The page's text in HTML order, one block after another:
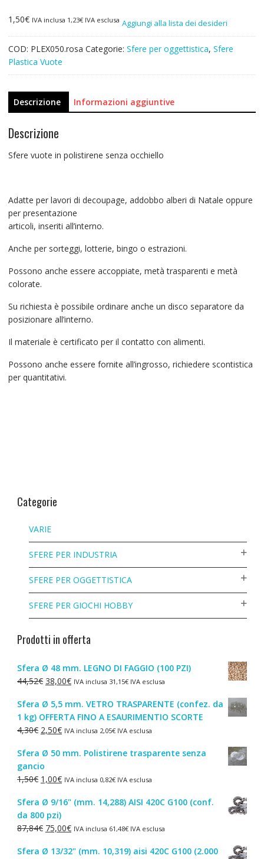
1,50€ IVA inclusa 1,23€IVA esclusa Aggiungi alla lista dei desideri
COD: PLEX050.rosa Categorie: Sfere per oggettistica, Sfere
Plastica Vuote
Descrizione Informazioni aggiuntive
Descrizione
Sfere vuote in polistirene senza occhiello
Adatte per lavori di decoupage, addobbo alberi di Natale oppure
per presentazione
articoli, inseriti all’interno.
Anche per sorteggi, lotterie, bingo o estrazioni.
Possono anche essere accoppiate, metà trasparenti e metà
colorate.
Su richiesta è possibile ordinare anche un disco separatore da
posizionare all’interno.
Il materiale è certificato per il contatto con alimenti.
Possono anche essere fornite all’ingrosso, richiedere scontistica
per quantitativi.
Categorie
VARIE
SFERE PER INDUSTRIA
SFERE PER OGGETTISTICA
SFERE PER GIOCHI HOBBY
Prodotti in offerta
Sfera Ø 48 mm. LEGNO DI FAGGIO (100 PZI)
44,52€ Il
originale
era:
44,52€.
38,00€Il
attuale
è:
38,00€.
IVA inclusa 31,15€IVA esclusa
Sfera Ø 5,5 mm. VETRO TRASPARENTE (confez. da
1 kg) OFFERTA FINO A ESAURIMENTIO SCORTE
4,30€ Il
originale
era:
4,30€.
2,50€Il
attuale
2,50€.
IVA inclusa 2,05€IVA esclusa
Sfera Ø 50 mm. Polistirene trasparente senza
gancio
1,50€ Il
originale
era:
1,50€.
1,00€Il
attuale
è:
1,00€.
IVA inclusa 0,82€IVA esclusa
Sfera Ø 9/16" (mm. 14,288) AISI 420C G100 (conf.
da 800 pzi)
87,84€ Il
originale
75,00€Il
attuale
IVA inclusa 61,48€IVA esclusa
Sfera Ø 13/32" (mm. 10,319) aisi 420C G100 (2.000